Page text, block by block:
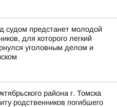
судом предстанет молодой
для которого легкий
уголовным делом и
района г. Томска
родственников погибшего